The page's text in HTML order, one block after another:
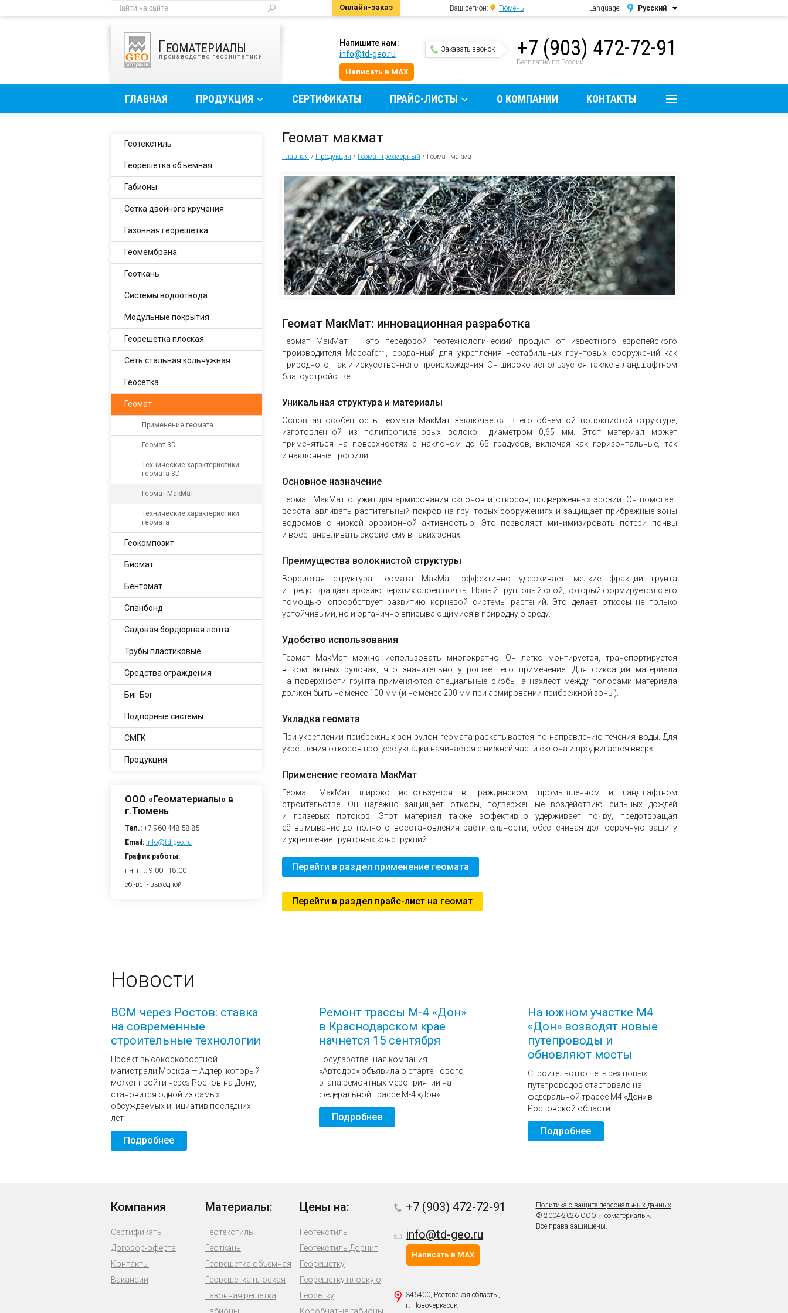
Онлайн-заказ Ваш регион: Тюмень Language: Русский
English
+7 (903) 472-72-91
Бесплатно по России
Заказать звонок
Напишите нам:
info@td-geo.ru
Написать в MAX
Геоматериалы
производство геосинтетики
ГЛАВНАЯ ПРОДУКЦИЯ СЕРТИФИКАТЫ ПРАЙС-ЛИСТЫ О КОМПАНИИ КОНТАКТЫ
Геомат макмат
Главная / Продукция / Геомат трехмерный / Геомат макмат
Геомат МакМат: инновационная разработка
Геомат МакМат — это передовой геотехнологический продукт от известного европейского
производителя Maccaferri, созданный для укрепления нестабильных грунтовых сооружений как
природного, так и искусственного происхождения. Он широко используется также в ландшафтном
благоустройстве.
Уникальная структура и материалы
Основная особенность геомата МакМат заключается в его объемной волокнистой структуре,
изготовленной из полипропиленовых волокон диаметром 0,65 мм. Этот материал может
применяться на поверхностях с наклоном до 65 градусов, включая как горизонтальные, так
и наклонные профили.
Основное назначение
Геомат МакМат служит для армирования склонов и откосов, подверженных эрозии. Он помогает
восстанавливать растительный покров на грунтовых сооружениях и защищает прибрежные зоны
водоемов с низкой эрозионной активностью. Это позволяет минимизировать потери почвы
и восстанавливать экосистему в таких зонах.
Преимущества волокнистой структуры
Ворсистая структура геомата МакМат эффективно удерживает мелкие фракции грунта
и предотвращает эрозию верхних слоев почвы. Новый грунтовый слой, который формируется с его
помощью, способствует развитию корневой системы растений. Это делает откосы не только
устойчивыми, но и органично вписывающимися в природную среду.
Удобство использования
Геомат МакМат можно использовать многократно. Он легко монтируется, транспортируется
в компактных рулонах, что значительно упрощает его применение. Для фиксации материала
на поверхности грунта применяются специальные скобы, а нахлест между полосами материала
должен быть не менее 100 мм (и не менее 200 мм при армировании прибрежной зоны).
Укладка геомата
При укреплении прибрежных зон рулон геомата раскатывается по направлению течения воды. Для
укрепления откосов процесс укладки начинается с нижней части склона и продвигается вверх.
Применение геомата МакМат
Геомат МакМат широко используется в гражданском, промышленном и ландшафтном
строительстве. Он надежно защищает откосы, подверженные воздействию сильных дождей
и грязевых потоков. Этот материал также эффективно удерживает почву, предотвращая
её вымывание до полного восстановления растительности, обеспечивая долгосрочную защиту
и укрепление грунтовых конструкций.
Перейти в раздел применение геомата
Перейти в раздел прайс-лист на геомат
Геотекстиль
Георешетка объемная
Габионы
Сетка двойного кручения
Газонная георешетка
Геомембрана
Геоткань
Системы водоотвода
Модульные покрытия
Георешетка плоская
Сеть стальная кольчужная
Геосетка
Геомат
Применение геомата
Геомат 3D
Технические характеристики
геомата 3D
Геомат МакМат
Технические характеристики
геомата
Геокомпозит
Биомат
Бентомат
Спанбонд
Садовая бордюрная лента
Трубы пластиковые
Средства ограждения
Биг Бэг
Подпорные системы
СМГК
Продукция
ООО «Геоматериалы» в
г.Тюмень
Тел.: +7 960-448-58-85
Email: info@td-geo.ru
График работы:
пн.-пт.: 9.00 - 18.00
сб.-вс. - выходной
Новости
ВСМ через Ростов: ставка
на современные
строительные технологии
Проект высокоскоростной
магистрали Москва — Адлер, который
может пройти через Ростов-на-Дону,
становится одной из самых
обсуждаемых инициатив последних
лет
Подробнее
Ремонт трассы М-4 «Дон»
в Краснодарском крае
начнется 15 сентября
Государственная компания
«Автодор» объявила о старте нового
этапа ремонтных мероприятий на
федеральной трассе М-4 «Дон»
Подробнее
На южном участке М4
«Дон» возводят новые
путепроводы и
обновляют мосты
Строительство четырёх новых
путепроводов стартовало на
федеральной трассе М4 «Дон» в
Ростовской области
Подробнее
Компания
Сертификаты
Договор-оферта
Контакты
Вакансии
Материалы:
Геотекстиль
Геоткань
Георешетка объемная
Георешетка плоская
Газонная решетка
Цены на:
Геотекстиль
Геотекстиль Дорнит
Георешетку
Георешетку плоскую
Геосетку
+7 (903) 472-72-91
info@td-geo.ru
Написать в MAX
346400, Ростовская область.,
г. Новочеркасск,
Политика о защите персональных данных
© 2004-2026 ООО «Геоматериалы».
Все права защищены.